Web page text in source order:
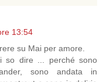
13:54
su Mai per amore.
so dire ... perché sono
sono andata in